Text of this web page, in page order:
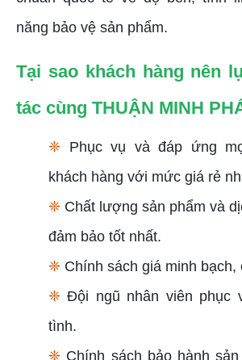
năng bảo vệ sản phẩm.
Tại sao khách hàng nên
tác cùng THUẬN MINH
❈ Phục vụ và đáp ứng
khách hàng với mức giá rẻ
❈ Chất lượng sản phẩm và
đảm bảo tốt nhất.
❈ Chính sách giá minh bạch,
❈Đội ngũ nhân viên phục
tình.
❈ Chính sách bảo hành